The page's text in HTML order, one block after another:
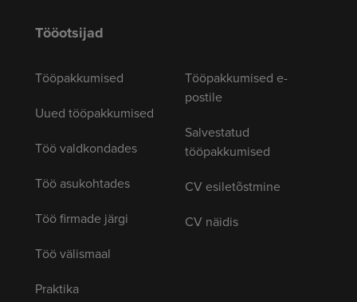
Tööotsijad
Tööpakkumised
Uued tööpakkumised
Töö valdkondades
Töö asukohtades
Töö firmade järgi
Töö välismaal
Praktika
Tööpakkumised e-
postile
Salvestatud
tööpakkumised
CV esiletõstmine
CV näidis